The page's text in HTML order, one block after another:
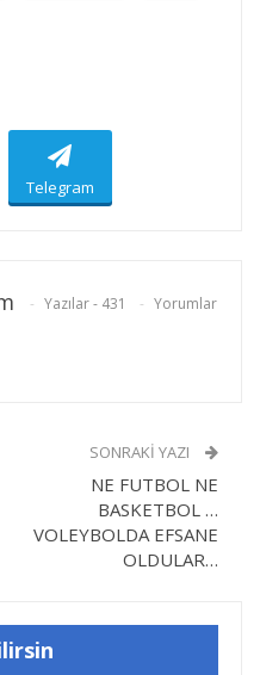
Telegram
Yazılar - 431
Yorumlar
SONRAKI YAZI
NE FUTBOL NE
BASKETBOL …
VOLEYBOLDA EFSANE
OLDULAR…